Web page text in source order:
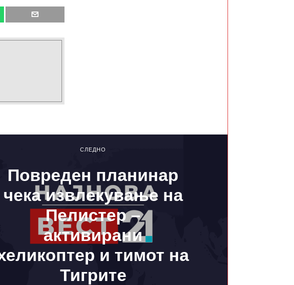
СЛЕДНО
Повреден планинар
чека извлекување на
Пелистер –
активирани
и тимот на
Тигрите